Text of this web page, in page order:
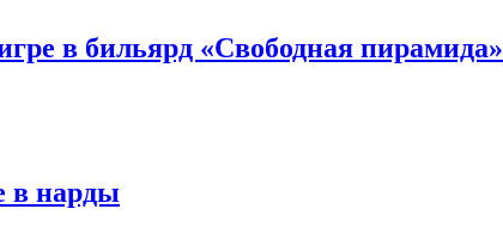
в бильярд «Свободная пирамида»
в нарды